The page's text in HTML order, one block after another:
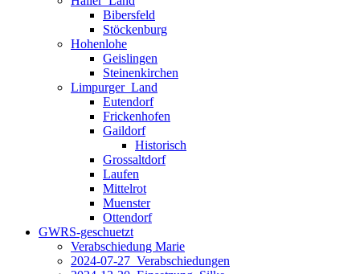
Bibersfeld
Stöckenburg
Hohenlohe
Geislingen
Steinenkirchen
Limpurger_Land
Eutendorf
Frickenhofen
Gaildorf
Historisch
Grossaltdorf
Laufen
Mittelrot
Muenster
Ottendorf
GWRS-geschuetzt
Verabschiedung Marie
2024-07-27_Verabschiedungen